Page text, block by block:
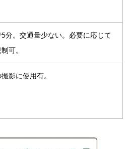
分。交通量少ない。必要に応じて
可。
影に使用有。